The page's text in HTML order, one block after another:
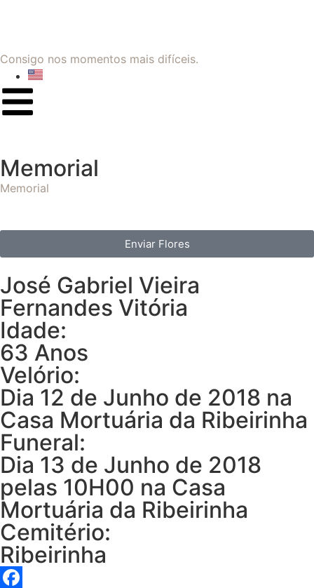
Consigo nos momentos mais difíceis.
Memorial
Memorial
Enviar Flores
José Gabriel Vieira
Fernandes Vitória
Idade:
63 Anos
Velório:
Dia 12 de Junho de 2018 na
Casa Mortuária da Ribeirinha
Funeral:
Dia 13 de Junho de 2018
pelas 10H00 na Casa
Mortuária da Ribeirinha
Cemitério:
Ribeirinha